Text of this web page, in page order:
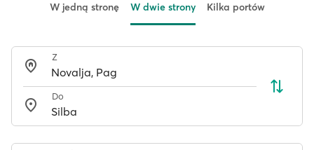
W jedną stronę W dwie strony Kilka portów
Z
Do